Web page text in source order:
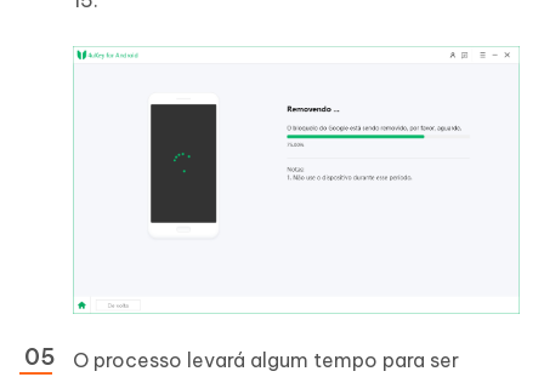
O processo levará algum tempo para ser